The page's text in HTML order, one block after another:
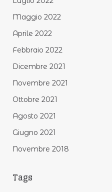
Maggio 2022
Aprile 2022
Febbraio 2022
Dicembre 2021
Novembre 2021
Ottobre 2021
Agosto 2021
Giugno 2021
Novembre 2018
Tags